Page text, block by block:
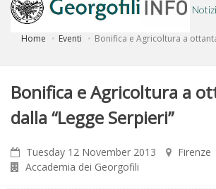
Home Eventi Bonifica e Agricoltura a
Bonifica e Agricoltura a
dalla “Legge Serpieri”
Tuesday 12 November 2013
Firenze
Accademia dei Georgofili